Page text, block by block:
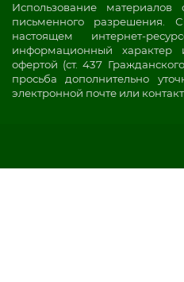
Использование
письменного разрешения.
настоящем интернет-
информационный
офертой (ст. 437
просьба дополнительно
электронной почте или